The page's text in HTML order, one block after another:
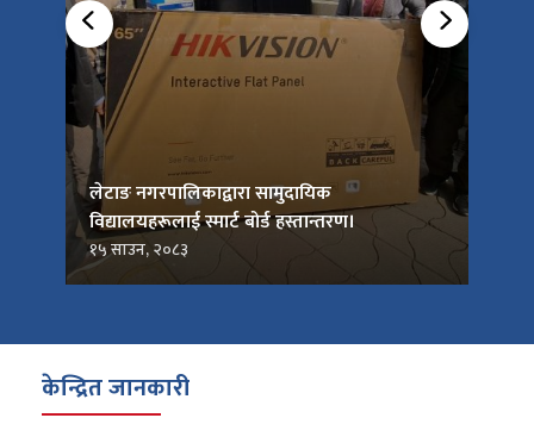
लेटाङ नगरपालिकाद्वारा सामुदायिक
विद्यालयहरूलाई स्मार्ट बोर्ड हस्तान्तरण।
१५ साउन, २०८३
केन्द्रित जानकारी